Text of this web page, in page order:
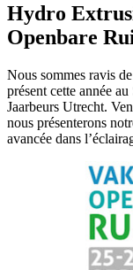
Hydro
Openbare
Nous sommes ravis
présent cette année
Jaarbeurs Utrecht.
nous présenterons
avancée dans